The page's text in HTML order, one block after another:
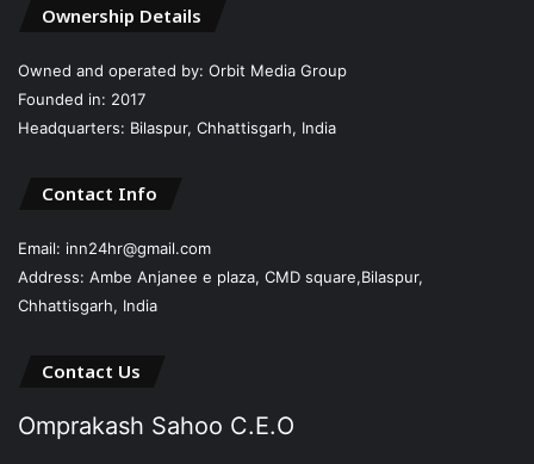
Ownership Details
Owned and operated by: Orbit Media Group
Founded in: 2017
Headquarters: Bilaspur, Chhattisgarh, India
Contact Info
Email: inn24hr@gmail.com
Address: Ambe Anjanee e plaza, CMD square,Bilaspur,
Chhattisgarh, India
Contact Us
Omprakash Sahoo C.E.O